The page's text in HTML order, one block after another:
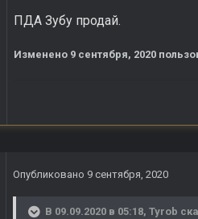
ПДА Зубу продай.
Изменено 9 сентября, 2020
Опубликовано 9 сентября, 2020
В 09.09.2020 в 05:18, Tyrob